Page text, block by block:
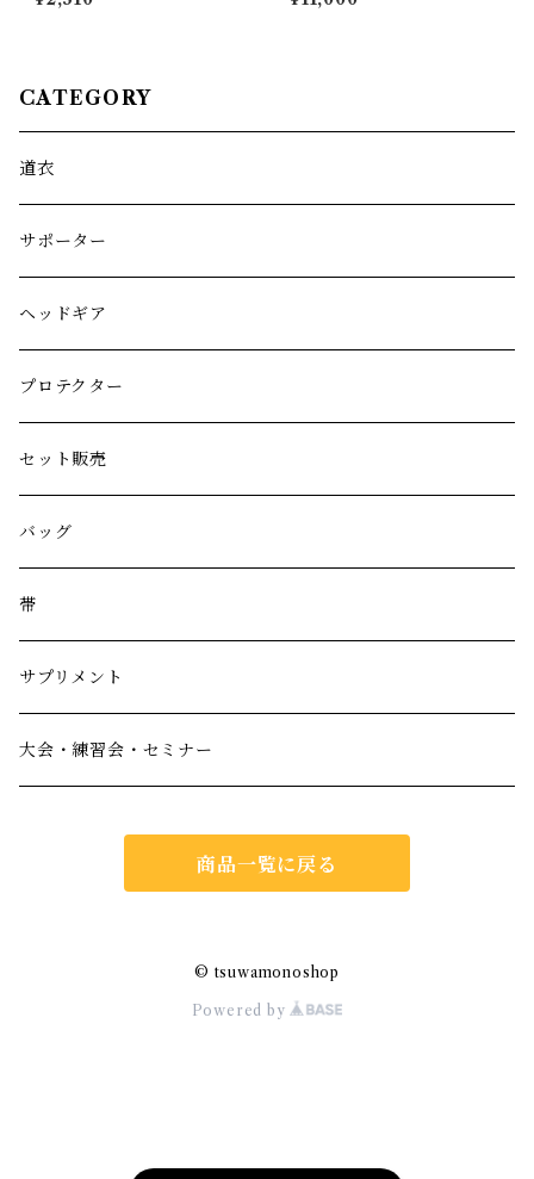
CATEGORY
道衣
サポーター
ヘッドギア
プロテクター
セット販売
バッグ
帯
サプリメント
大会・練習会・セミナー
商品一覧に戻る
© tsuwamonoshop
Powered by